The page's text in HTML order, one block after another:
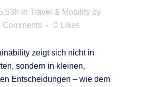
in Travel & Mobility by
Comments 0 Likes
zeigt sich nicht in
sondern in kleinen,
Entscheidungen – wie dem